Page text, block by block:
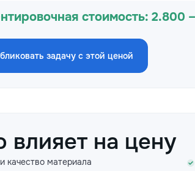
стоимость: 2.800
задачу с этой ценой
влияет на цену
качество материала